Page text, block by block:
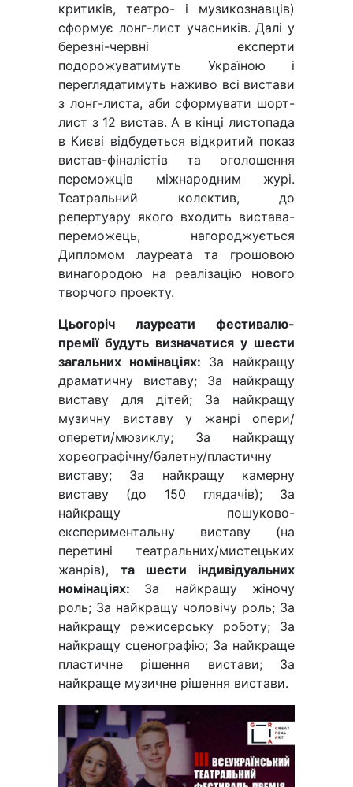
критиків, театро- і музикознавців)
сформує лонг-лист учасників. Далі у
березні-червні експерти
подорожуватимуть Україною і
переглядатимуть наживо всі вистави
з лонг-листа, аби сформувати шорт-
лист з 12 вистав. А в кінці листопада
в Києві відбудеться відкритий показ
вистав-фіналістів та оголошення
переможців міжнародним журі.
Театральний колектив, до
репертуару якого входить вистава-
переможець, нагороджується
Дипломом лауреата та грошовою
винагородою на реалізацію нового
творчого проекту.
Цьогоріч лауреати фестивалю-
премії будуть визначатися у шести
загальних номінаціях: За найкращу
драматичну виставу; За найкращу
виставу для дітей; За найкращу
музичну виставу у жанрі опери/
оперети/мюзиклу; За найкращу
хореографічну/балетну/пластичну
виставу; За найкращу камерну
виставу (до 150 глядачів); За
найкращу пошуково-
експериментальну виставу (на
перетині театральних/мистецьких
жанрів), та шести індивідуальних
номінаціях: За найкращу жіночу
роль; За найкращу чоловічу роль; За
найкращу режисерську роботу; За
найкращу сценографію; За найкраще
пластичне рішення вистави; За
найкраще музичне рішення вистави.